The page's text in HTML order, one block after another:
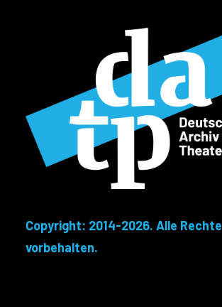
Copyright: 2014-2026. Alle Rechte
vorbehalten.